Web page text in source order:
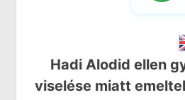
Hadi Alodid ellen
viselése miatt